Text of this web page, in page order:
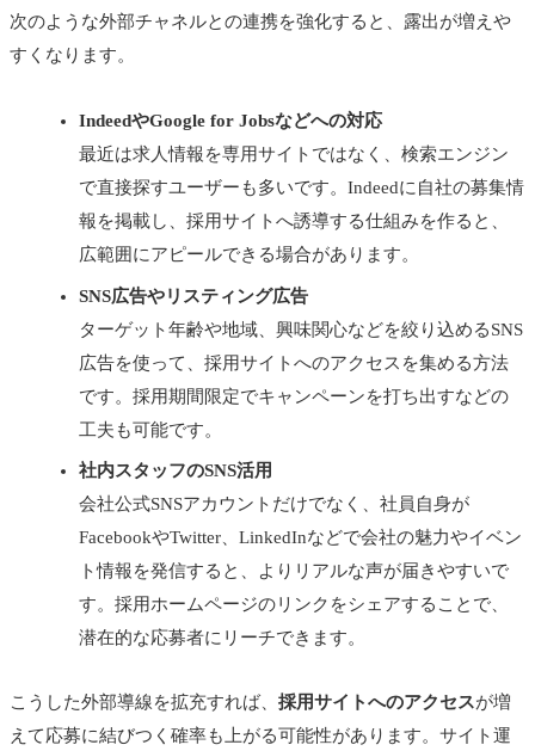
次のような外部チャネルとの連携を強化すると、露出が増えや
すくなります。
IndeedやGoogle for Jobsなどへの対応
最近は求人情報を専用サイトではなく、検索エンジン
で直接探すユーザーも多いです。Indeedに自社の募集情
報を掲載し、採用サイトへ誘導する仕組みを作ると、
広範囲にアピールできる場合があります。
SNS広告やリスティング広告
ターゲット年齢や地域、興味関心などを絞り込めるSNS
広告を使って、採用サイトへのアクセスを集める方法
です。採用期間限定でキャンペーンを打ち出すなどの
工夫も可能です。
社内スタッフのSNS活用
会社公式SNSアカウントだけでなく、社員自身が
FacebookやTwitter、LinkedInなどで会社の魅力やイベン
ト情報を発信すると、よりリアルな声が届きやすいで
す。採用ホームページのリンクをシェアすることで、
潜在的な応募者にリーチできます。
こうした外部導線を拡充すれば、 採用サイトへのアクセスが増
えて応募に結びつく確率も上がる可能性があります。サイト運